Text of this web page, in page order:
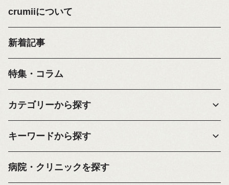
crumiiについて
新着記事
特集・コラム
カテゴリーから探す
キーワードから探す
病院・クリニックを探す